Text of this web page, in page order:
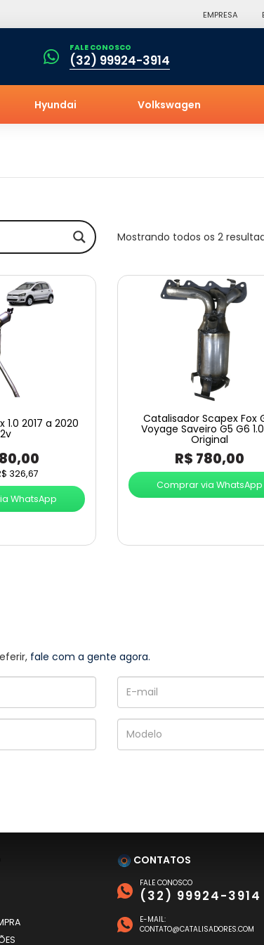
EMPRESA
FALE CONOSCO
(32) 99924-3914
Hyundai Volkswagen
Mostrando todos os 2
1.0 2017 a 2020
326,67
WhatsApp
Catalisador Scapex Fox
Voyage Saveiro G5 G6 1.0
Original
R$ 780,00
Comprar via WhatsApp
fale com a gente agora.
CONTATOS
FALE CONOSCO
(32) 99924-3914
E-MAIL:
CONTATO@CATALISADORES.COM